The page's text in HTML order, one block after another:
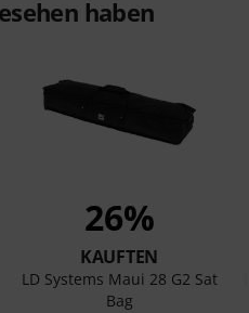
haben
26%
KAUFTEN
LD Systems Maui 28 G2 Sat
Bag